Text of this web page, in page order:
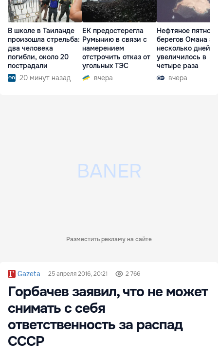
В школе в Таиланде
произошла стрельба:
два человека
погибли, около 20
пострадали
20 минут назад
ЕК предостерегла
Румынию в связи с
намерением
отстрочить отказ от
угольных ТЭС
вчера
Нефтяное пятно у
берегов Омана за
несколько дней
увеличилось в
четыре раза
вчера
Разместить рекламу на сайте
Gazeta 25 апреля 2016, 20:21 2 766
Горбачев заявил, что не может
снимать с себя
ответственность за распад
СССР